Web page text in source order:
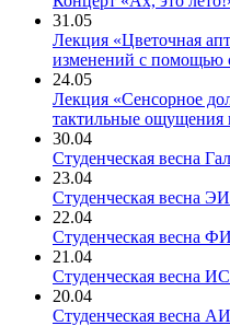
31.05
Лекция «Цветочная
изменений с помощью
24.05
Лекция «Сенсорное
тактильные ощущения
30.04
Студенческая весна
23.04
Студенческая весна ЭИ
22.04
Студенческая весна
21.04
Студенческая весна
20.04
Студенческая весна АИ